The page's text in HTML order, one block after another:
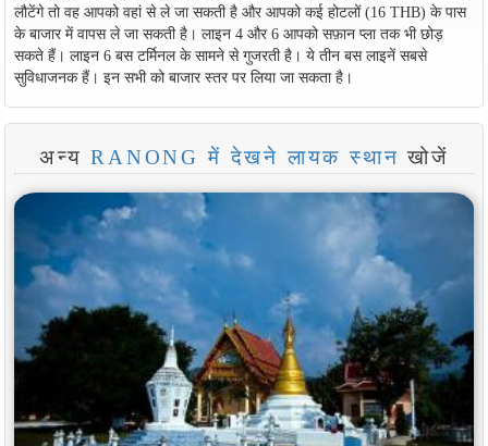
लौटेंगे तो वह आपको वहां से ले जा सकती है और आपको कई होटलों (16 THB) के पास
के बाजार में वापस ले जा सकती है। लाइन 4 और 6 आपको सफ़ान प्ला तक भी छोड़
सकते हैं। लाइन 6 बस टर्मिनल के सामने से गुजरती है। ये तीन बस लाइनें सबसे
सुविधाजनक हैं। इन सभी को बाजार स्तर पर लिया जा सकता है।
अन्यRANONG में देखने लायक स्थान खोजें